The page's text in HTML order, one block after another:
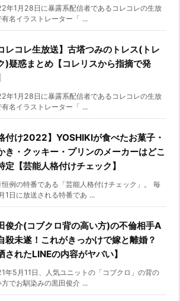
年1月28日に暴露系配信者であるコレコレの生放
有名イラストレーター「 ...
レコレ生放送】古塔つみのトレス(トレ
)疑惑まとめ【コレリスから指摘で発
年1月28日に暴露系配信者であるコレコレの生放
有名イラストレーター「 ...
格付け2022】YOSHIKIが食べたお菓子・
き・クッキー・プリンのメーカーはどこ
定【芸能人格付けチェック】
恒例の特番である「芸能人格付けチェック」。 毎
1日に放送される特番であ ...
俊介(コブクロ背の高い方)の不倫相手A
殺未遂！これがきっかけで嫁と離婚？
されたLINEの内容がヤバい】
年5月11日、人気ユニットの「コブクロ」の背の
方でお馴染みの黒田俊介 ...